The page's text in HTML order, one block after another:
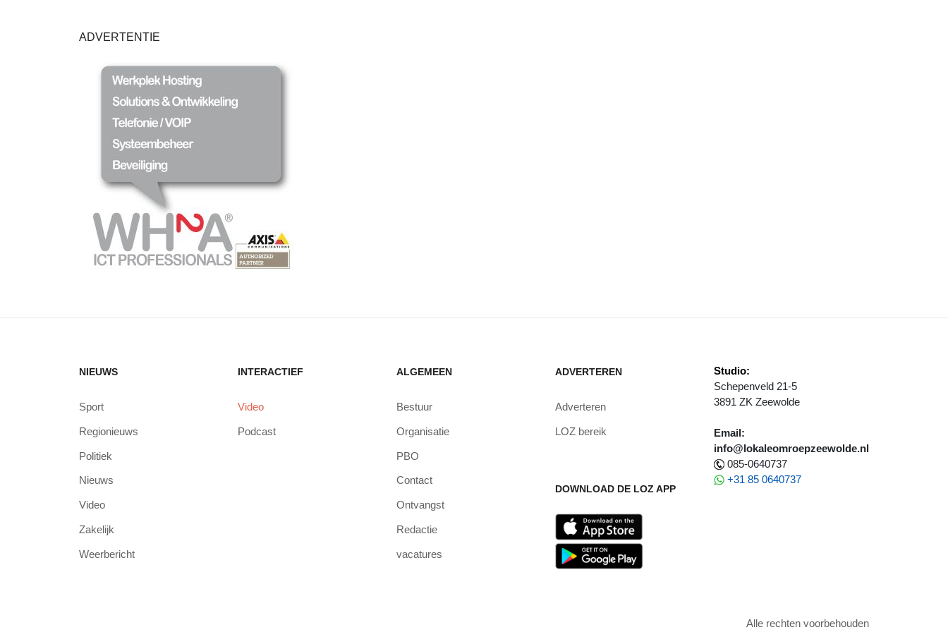
ADVERTENTIE
NIEUWS
Sport
Regionieuws
Politiek
Nieuws
Video
Zakelijk
Weerbericht
INTERACTIEF
Video
Podcast
ALGEMEEN
Bestuur
Organisatie
PBO
Contact
Ontvangst
Redactie
vacatures
ADVERTEREN
Adverteren
LOZ bereik
DOWNLOAD DE LOZ APP
Studio:
Schepenveld 21-5
3891 ZK Zeewolde
Email:
info@lokaleomroepzeewolde.nl
085-0640737
+31 85 0640737
Alle rechten voorbehouden